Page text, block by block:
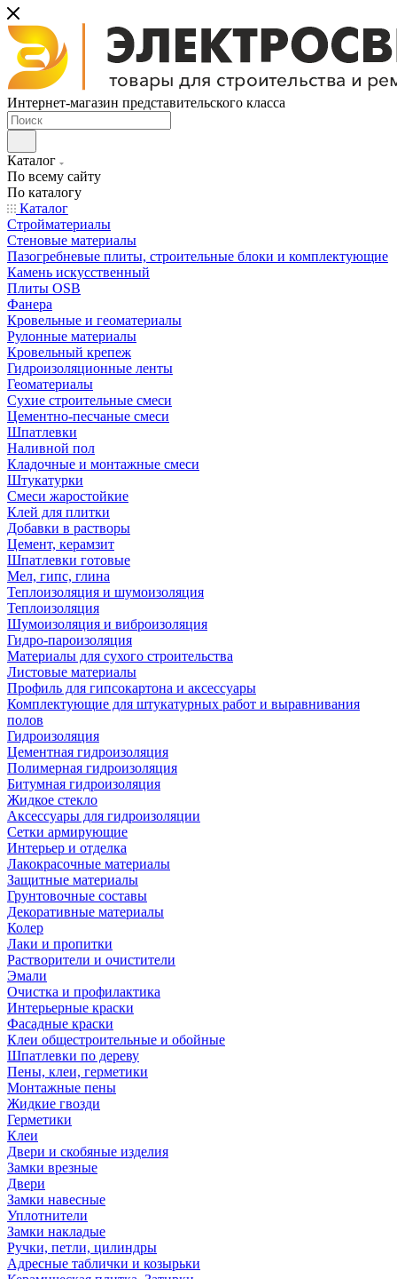
Интернет-магазин представительского класса
Каталог
По всему сайту
По каталогу
Каталог
Стройматериалы
Стеновые материалы
Пазогребневые плиты, строительные блоки и комплектующие
Камень искусственный
Плиты OSB
Фанера
Кровельные и геоматериалы
Рулонные материалы
Кровельный крепеж
Гидроизоляционные ленты
Геоматериалы
Сухие строительные смеси
Цементно-песчаные смеси
Шпатлевки
Наливной пол
Кладочные и монтажные смеси
Штукатурки
Смеси жаростойкие
Клей для плитки
Добавки в растворы
Цемент, керамзит
Шпатлевки готовые
Мел, гипс, глина
Теплоизоляция и шумоизоляция
Теплоизоляция
Шумоизоляция и виброизоляция
Гидро-пароизоляция
Материалы для сухого строительства
Листовые материалы
Профиль для гипсокартона и аксессуары
Комплектующие для штукатурных работ и выравнивания
полов
Гидроизоляция
Цементная гидроизоляция
Полимерная гидроизоляция
Битумная гидроизоляция
Жидкое стекло
Аксессуары для гидроизоляции
Сетки армирующие
Интерьер и отделка
Лакокрасочные материалы
Защитные материалы
Грунтовочные составы
Декоративные материалы
Колер
Лаки и пропитки
Растворители и очистители
Эмали
Очистка и профилактика
Интерьерные краски
Фасадные краски
Клеи общестроительные и обойные
Шпатлевки по дереву
Пены, клеи, герметики
Монтажные пены
Жидкие гвозди
Герметики
Клеи
Двери и скобяные изделия
Замки врезные
Двери
Замки навесные
Уплотнители
Замки накладые
Ручки, петли, цилиндры
Адресные таблички и козырьки